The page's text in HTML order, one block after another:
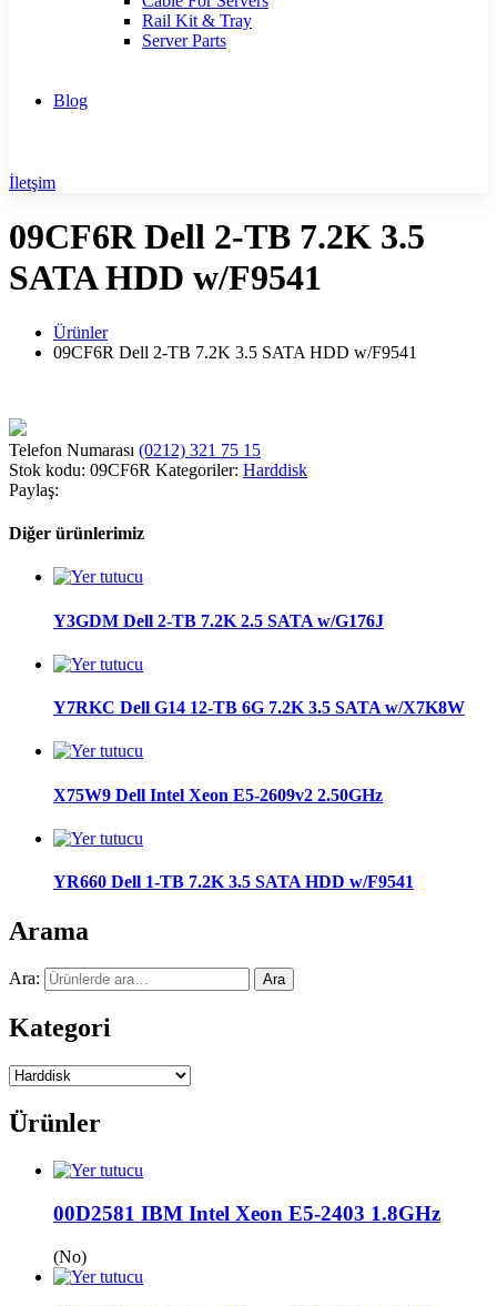
Rail Kit & Tray
Server Parts
Blog
İletşim
09CF6R Dell 2-TB 7.2K 3.5
SATA HDD w/F9541
Ürünler
09CF6R Dell 2-TB 7.2K 3.5 SATA HDD w/F9541
Telefon Numarası (0212) 321 75 15
Stok kodu: 09CF6R Kategoriler: Harddisk
Paylaş:
Diğer ürünlerimiz
Y3GDM Dell 2-TB 7.2K 2.5 SATA w/G176J
Y7RKC Dell G14 12-TB 6G 7.2K 3.5 SATA w/X7K8W
X75W9 Dell Intel Xeon E5-2609v2 2.50GHz
YR660 Dell 1-TB 7.2K 3.5 SATA HDD w/F9541
Arama
Ara: Ara
Kategori
Ürünler
00D2581 IBM Intel Xeon E5-2403 1.8GHz
(No)